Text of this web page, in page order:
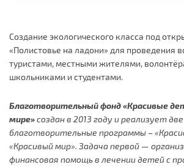
Создание экологического класса под
«Полистовье на ладони» для проведения
туристами, местными жителями,
школьниками и студентами.
Благотворительный фонд «Красивые
мире»создан в 2013 году и реализует две
благотворительные программы –
«Красивый мир». Задача первой —
финансовая помощь в лечении детей с